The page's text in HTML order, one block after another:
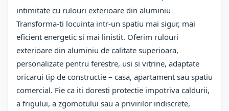
intimitate cu rulouri exterioare din aluminiu
Transforma-ti locuinta intr-un spatiu mai sigur, mai
eficient energetic si mai linistit. Oferim rulouri
exterioare din aluminiu de calitate superioara,
personalizate pentru ferestre, usi si vitrine, adaptate
oricarui tip de constructie – casa, apartament sau spatiu
comercial. Fie ca iti doresti protectie impotriva caldurii,
a frigului, a zgomotului sau a privirilor indiscrete,